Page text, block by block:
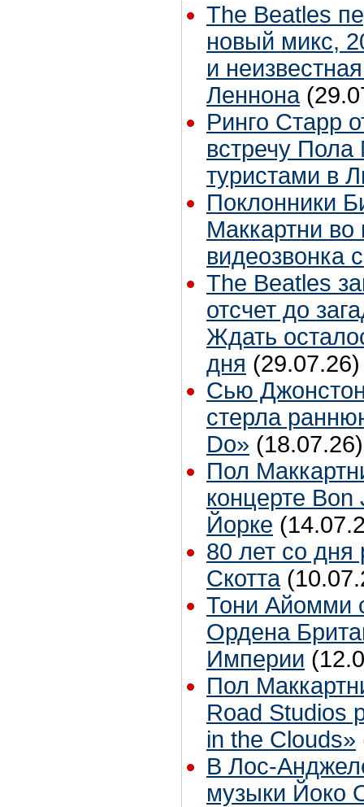
The Beatles
новый микс,
и
Леннона
Ринго Старр
встречу Пола
туристами в
Поклонники
Маккартни во
видеозвонка
The Beatles
отсчет до
Ждать
дня (29.07.26)
Сью
стерла
Do» (18.07.26)
Пол
концерте
Йорке
80 лет со
Скотта
Тони Айомми
Ордена
Империи
Пол
Road Studios
in the Clouds»
В Лос-
музыки Йоко